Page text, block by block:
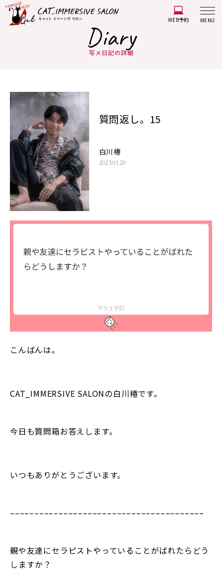
WEB予約 MENU
Diary
写メ日記の詳細
質問返し。15
白川椿
2025.01.20
こんばんは。
CAT_IMMERSIVE SALONの白川椿です。
今日も質問箱お答えします。
いつもありがとうございます。
––––––––––––––––––––––––––––––––––––––––
親や友達にセラピストやっていることがばれたらどう
しますか？